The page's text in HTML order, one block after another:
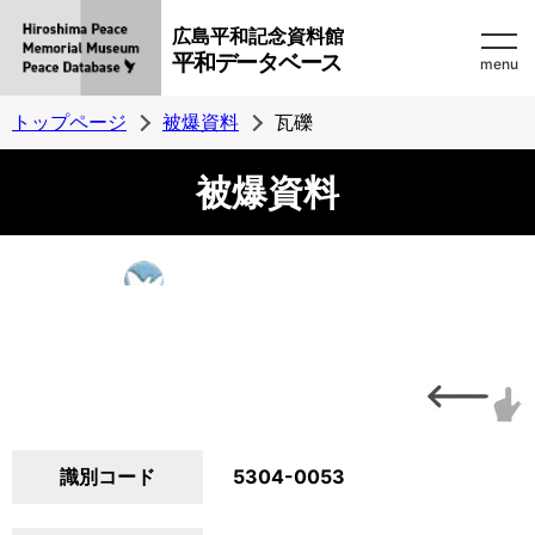
広島平和記念資料館
平和データベース menu
トップページ 被爆資料 瓦礫
被爆資料
識別コード 5304-0053